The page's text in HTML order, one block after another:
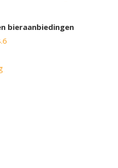
bieraanbiedingen